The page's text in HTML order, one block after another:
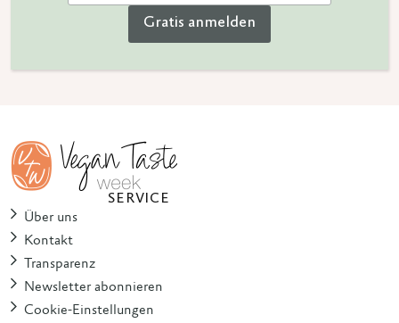
Gratis anmelden
SERVICE
Über uns
Kontakt
Transparenz
Newsletter abonnieren
Cookie-Einstellungen